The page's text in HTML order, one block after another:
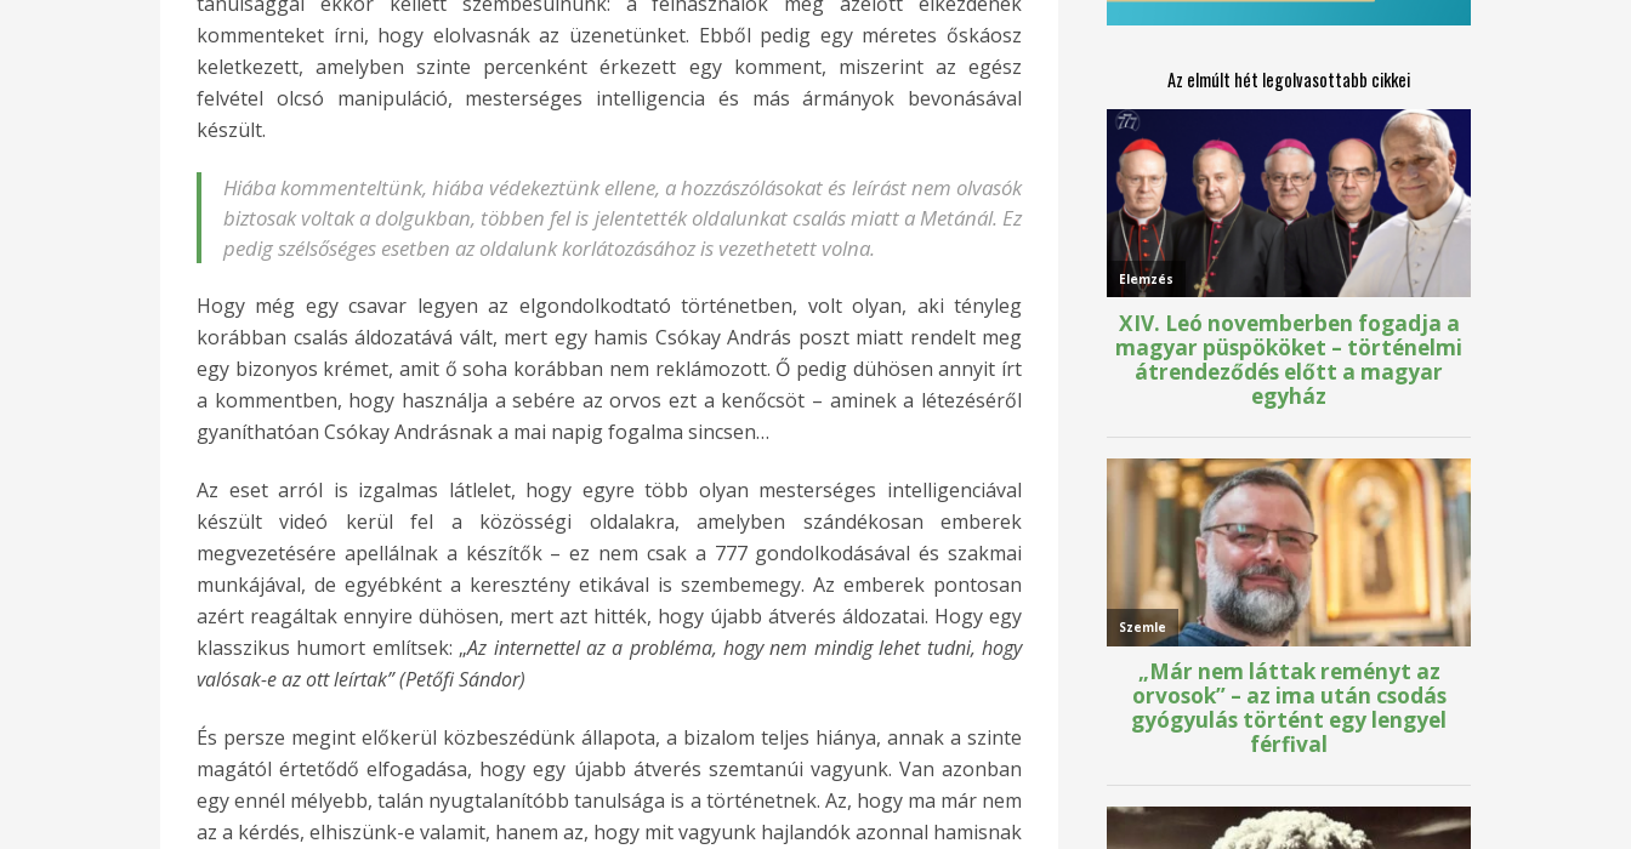
kommenteket írni, hogy elolvasnák az üzenetünket. Ebből pedig egy méretes őskáosz
keletkezett, amelyben szinte percenként érkezett egy komment, miszerint az egész
felvétel olcsó manipuláció, mesterséges intelligencia és más ármányok bevonásával
készült.
Hiába kommenteltünk, hiába védekeztünk ellene, a hozzászólásokat és leírást nem olvasók
biztosak voltak a dolgukban, többen fel is jelentették oldalunkat csalás miatt a Metánál. Ez
pedig szélsőséges esetben az oldalunk korlátozásához is vezethetett volna.
Hogy még egy csavar legyen az elgondolkodtató történetben, volt olyan, aki tényleg
korábban csalás áldozatává vált, mert egy hamis Csókay András poszt miatt rendelt meg
egy bizonyos krémet, amit ő soha korábban nem reklámozott. Ő pedig dühösen annyit írt
a kommentben, hogy használja a sebére az orvos ezt a kenőcsöt – aminek a létezéséről
gyaníthatóan Csókay Andrásnak a mai napig fogalma sincsen…
Az eset arról is izgalmas látlelet, hogy egyre több olyan mesterséges intelligenciával
készült videó kerül fel a közösségi oldalakra, amelyben szándékosan emberek
megvezetésére apellálnak a készítők – ez nem csak a 777 gondolkodásával és szakmai
munkájával, de egyébként a keresztény etikával is szembemegy. Az emberek pontosan
azért reagáltak ennyire dühösen, mert azt hitték, hogy újabb átverés áldozatai. Hogy egy
klasszikus humort említsek: „Az internettel az a probléma, hogy nem mindig lehet tudni, hogy
valósak-e az ott leírtak” (Petőfi Sándor)
És persze megint előkerül közbeszédünk állapota, a bizalom teljes hiánya, annak a szinte
magától értetődő elfogadása, hogy egy újabb átverés szemtanúi vagyunk. Van azonban
egy ennél mélyebb, talán nyugtalanítóbb tanulsága is a történetnek. Az, hogy ma már nem
az a kérdés, elhiszünk-e valamit, hanem az, hogy mit vagyunk hajlandók azonnal hamisnak
Az elmúlt hét legolvasottabb cikkei